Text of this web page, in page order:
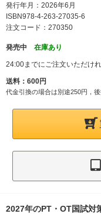
発行年月：2026年6月
ISBN978-4-263-27035-6
注文コード：270350
発売中 在庫あり
24:00までにご注文いただけ
送料：600円
代金引換の場合は別途250円，
2027年のPT・OT国試対